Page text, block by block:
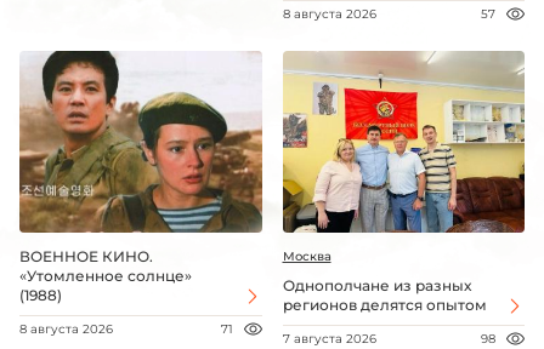
8 августа 2026 57
ВОЕННОЕ КИНО.
«Утомленное солнце»
(1988)
8 августа 2026 71
Москва
Однополчане из разных
регионов делятся опытом
7 августа 2026 98